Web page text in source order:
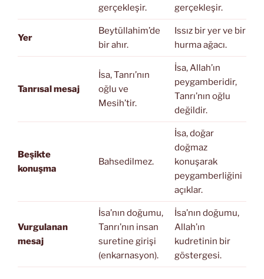
gerçekleşir.
gerçekleşir.
Yer
Beytüllahim’de
bir ahır.
Issız bir yer ve bir
hurma ağacı.
Tanrısal mesaj
İsa, Tanrı’nın
oğlu ve
Mesih’tir.
İsa, Allah’ın
peygamberidir,
Tanrı’nın oğlu
değildir.
Beşikte
konuşma
Bahsedilmez.
İsa, doğar
doğmaz
konuşarak
peygamberliğini
açıklar.
Vurgulanan
mesaj
İsa’nın doğumu,
Tanrı’nın insan
suretine girişi
(enkarnasyon).
İsa’nın doğumu,
Allah’ın
kudretinin bir
göstergesi.